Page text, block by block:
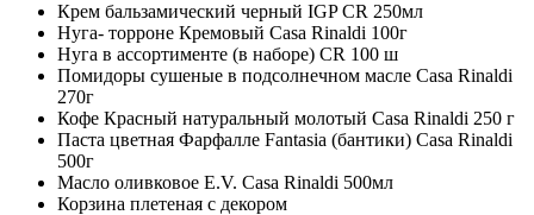
Крем бальзамический черный IGP CR 250мл
Нуга- торроне Кремовый Casa Rinaldi 100г
Нуга в ассортименте (в наборе) CR 100 ш
Помидоры сушеные в подсолнечном масле Casa Rinaldi
270г
Кофе Красный натуральный молотый Casa Rinaldi 250 г
Паста цветная Фарфалле Fantasia (бантики) Casa Rinaldi
500г
Масло оливковое E.V. Casa Rinaldi 500мл
Корзина плетеная с декором